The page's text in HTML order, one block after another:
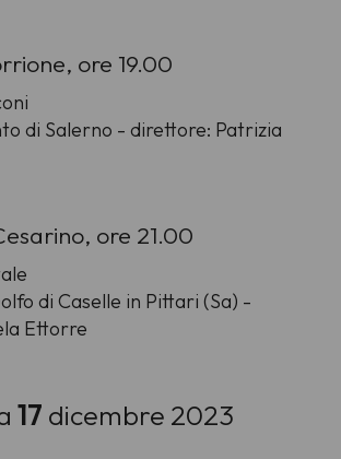
ore 19.00
di Salerno - direttore: Patrizia
ore 21.00
di Caselle in Pittari (Sa) -
Ettorre
17 dicembre 2023